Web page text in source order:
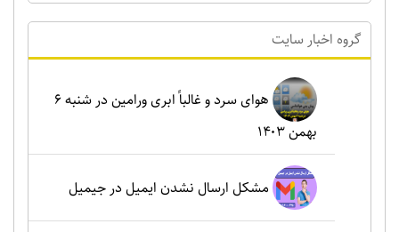
گروه اخبار سايت
هوای سرد و غالباً ابری ورامین در شنبه ۶
بهمن ۱۴۰۳
مشکل ارسال نشدن ایمیل در جیمیل